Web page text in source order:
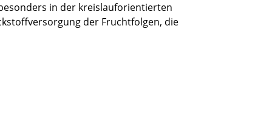
in der kreislauforientierten
der Fruchtfolgen, die